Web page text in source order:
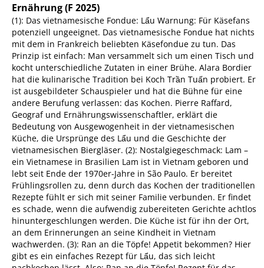
Ernährung(F 2025)
(1): Das vietnamesische Fondue: Lẩu Warnung: Für Käsefans
potenziell ungeeignet. Das vietnamesische Fondue hat nichts
mit dem in Frankreich beliebten Käsefondue zu tun. Das
Prinzip ist einfach: Man versammelt sich um einen Tisch und
kocht unterschiedliche Zutaten in einer Brühe. Alara Bordier
hat die kulinarische Tradition bei Koch Trần Tuấn probiert. Er
ist ausgebildeter Schauspieler und hat die Bühne für eine
andere Berufung verlassen: das Kochen. Pierre Raffard,
Geograf und Ernährungswissenschaftler, erklärt die
Bedeutung von Ausgewogenheit in der vietnamesischen
Küche, die Ursprünge des Lẩu und die Geschichte der
vietnamesischen Biergläser. (2): Nostalgiegeschmack: Lam –
ein Vietnamese in Brasilien Lam ist in Vietnam geboren und
lebt seit Ende der 1970er-Jahre in São Paulo. Er bereitet
Frühlingsrollen zu, denn durch das Kochen der traditionellen
Rezepte fühlt er sich mit seiner Familie verbunden. Er findet
es schade, wenn die aufwendig zubereiteten Gerichte achtlos
hinuntergeschlungen werden. Die Küche ist für ihn der Ort,
an dem Erinnerungen an seine Kindheit in Vietnam
wachwerden. (3): Ran an die Töpfe! Appetit bekommen? Hier
gibt es ein einfaches Rezept für Lẩu, das sich leicht